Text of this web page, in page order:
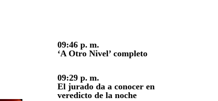
09:46 p. m.
‘A Otro Nivel’ completo
09:29 p. m.
El jurado da a conocer en
veredicto de la noche